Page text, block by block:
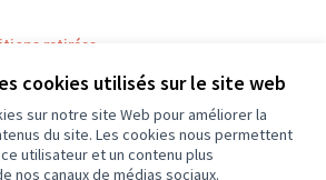
cookies utilisés sur le site web
sur notre site Web pour améliorer la
du site. Les cookies nous permettent
utilisateur et un contenu plus
nos canaux de médias sociaux.
retirées
YouTube